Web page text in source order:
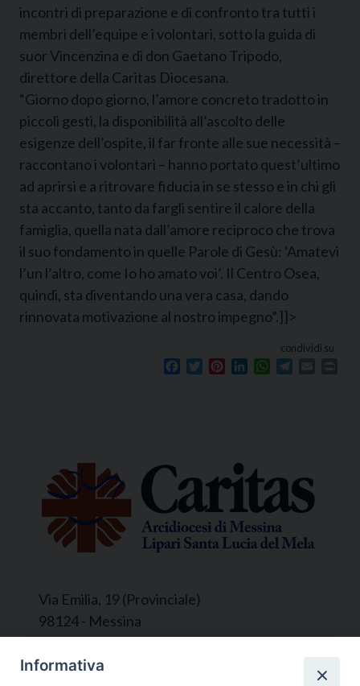
incontri di preparazione e di confronto tra tutti i
membri dell’equipe e i volontari, sotto la guida di
suor Vincenzina e di don Gaetano Tripodo,
direttore della Caritas Diocesana.
“Giorno dopo giorno, l’amore concreto tradotto in
piccoli gesti, la disponibilità all’ascolto delle
esigenze dell’ospite, il far fronte alle sue necessità –
raccontano i volontari – hanno portato quest’ultimo
ad aprirsi e a ritrovare fiducia in se stesso e in chi gli
sta accanto, tanto da fargli sentire il calore della
famiglia, quella nata dall’amore reciproco che trova
il suo fondamento in quelle Parole di Gesù: ‘Amatevi
l’un l’altro, come Io ho amato voi’. Il Centro Osea,
quindi, sta diventando una vera casa, dando
rinnovata motivazione al nostro impegno”.]]>
condividi su
Facebook
TwitterPinterestLinkedInWhatsApp
Via Emilia, 19 (Provinciale)
98124 - Messina
Segreteria e Amministrazione:
L’Ufficio è aperto tutti i giorni da lunedì a
Informativa